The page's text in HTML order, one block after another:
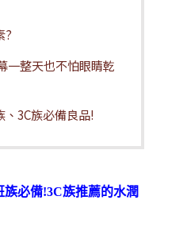
?
一整天也不怕眼睛乾
3C族必備良品!
必備!3C族推薦的水潤